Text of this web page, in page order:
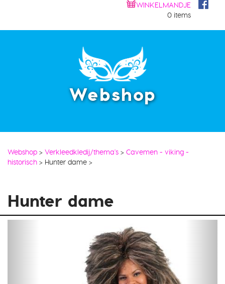
WINKELMANDJE
0 items
Webshop
Webshop > Verkleedkledij/thema's > Cavemen - viking -
historisch > Hunter dame >
Hunter dame